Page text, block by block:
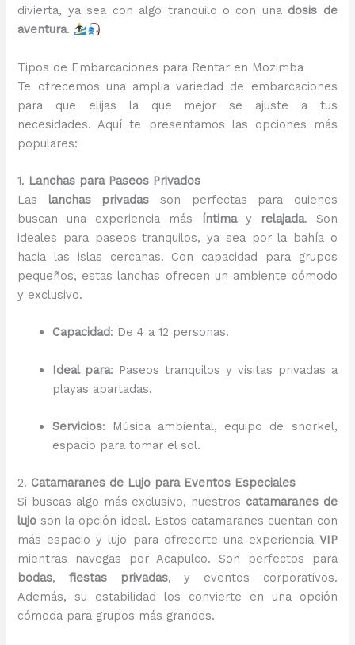
divierta, ya sea con algo tranquilo o con una dosis de
aventura.
Tipos de Embarcaciones para Rentar en Mozimba
Te ofrecemos una amplia variedad de embarcaciones
para que elijas la que mejor se ajuste a tus
necesidades. Aquí te presentamos las opciones más
populares:
1. Lanchas para Paseos Privados
Las lanchas privadas son perfectas para quienes
buscan una experiencia más íntimay relajada. Son
ideales para paseos tranquilos, ya sea por la bahía o
hacia las islas cercanas. Con capacidad para grupos
pequeños, estas lanchas ofrecen un ambiente cómodo
y exclusivo.
Capacidad: De 4 a 12 personas.
Ideal para: Paseos tranquilos y visitas privadas a
playas apartadas.
Servicios: Música ambiental, equipo de snorkel,
espacio para tomar el sol.
2. Catamaranes de Lujo para Eventos Especiales
Si buscas algo más exclusivo, nuestros catamaranes de
lujo son la opción ideal. Estos catamaranes cuentan con
más espacio y lujo para ofrecerte una experiencia VIP
mientras navegas por Acapulco. Son perfectos para
bodas,fiestas privadas, y eventos corporativos.
Además, su estabilidad los convierte en una opción
cómoda para grupos más grandes.